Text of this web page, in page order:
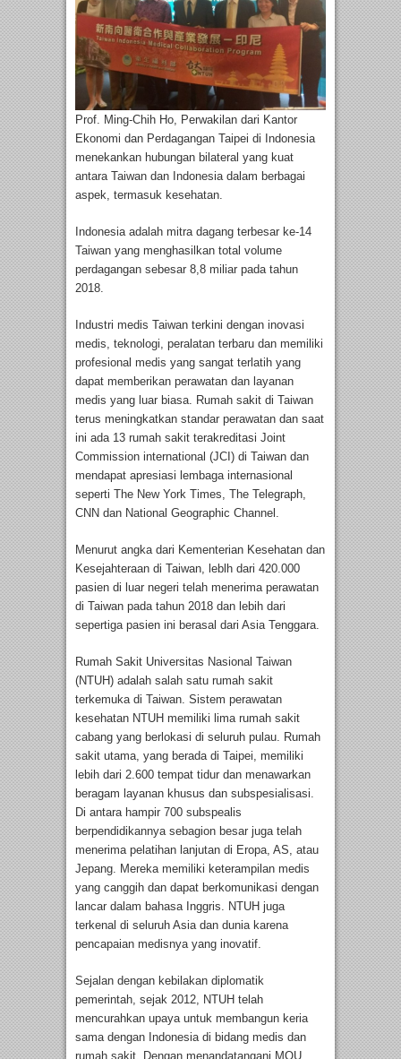
Prof. Ming-Chih Ho, Perwakilan dari Kantor
Ekonomi dan Perdagangan Taipei di Indonesia
menekankan hubungan bilateral yang kuat
antara Taiwan dan Indonesia dalam berbagai
aspek, termasuk kesehatan.
Indonesia adalah mitra dagang terbesar ke-14
Taiwan yang menghasilkan total volume
perdagangan sebesar 8,8 miliar pada tahun
2018.
Industri medis Taiwan terkini dengan inovasi
medis, teknologi, peralatan terbaru dan memiliki
profesional medis yang sangat terlatih yang
dapat memberikan perawatan dan layanan
medis yang luar biasa. Rumah sakit di Taiwan
terus meningkatkan standar perawatan dan saat
ini ada 13 rumah sakit terakreditasi Joint
Commission international (JCI) di Taiwan dan
mendapat apresiasi lembaga internasional
seperti The New York Times, The Telegraph,
CNN dan National Geographic Channel.
Menurut angka dari Kementerian Kesehatan dan
Kesejahteraan di Taiwan, leblh dari 420.000
pasien di luar negeri telah menerima perawatan
di Taiwan pada tahun 2018 dan lebih dari
sepertiga pasien ini berasal dari Asia Tenggara.
Rumah Sakit Universitas Nasional Taiwan
(NTUH) adalah salah satu rumah sakit
terkemuka di Taiwan. Sistem perawatan
kesehatan NTUH memiliki lima rumah sakit
cabang yang berlokasi di seluruh pulau. Rumah
sakit utama, yang berada di Taipei, memiliki
lebih dari 2.600 tempat tidur dan menawarkan
beragam layanan khusus dan subspesialisasi.
Di antara hampir 700 subspealis
berpendidikannya sebagion besar juga telah
menerima pelatihan lanjutan di Eropa, AS, atau
Jepang. Mereka memiliki keterampilan medis
yang canggih dan dapat berkomunikasi dengan
lancar dalam bahasa Inggris. NTUH juga
terkenal di seluruh Asia dan dunia karena
pencapaian medisnya yang inovatif.
Sejalan dengan kebilakan diplomatik
pemerintah, sejak 2012, NTUH telah
mencurahkan upaya untuk membangun keria
sama dengan Indonesia di bidang medis dan
rumah sakit. Dengan menandatangani MOU